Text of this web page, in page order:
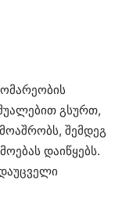
გსურთ,
შემდეგ
დაიწყებს.